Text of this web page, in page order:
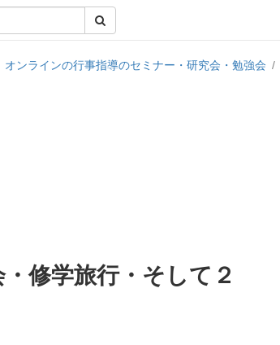
オンラインの行事指導のセミナー・研究会・勉強会 /
修学旅行・そして２